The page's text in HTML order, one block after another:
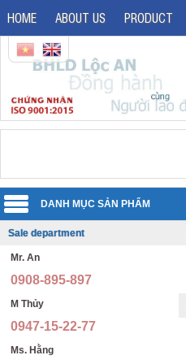
HOME ABOUT US PRODUCT
Uniforms
Office uniforms
Security uniforms
Safety shoes
Imported safety shoes
Sale department
Mr. An
0908-895-897
M Thủy
0947-15-22-77
Ms. Hằng